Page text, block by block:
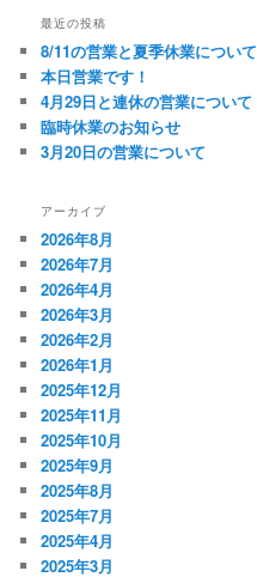
最近の投稿
8/11の営業と夏季休業について
本日営業です！
4月29日と連休の営業について
臨時休業のお知らせ
3月20日の営業について
アーカイブ
2026年8月
2026年7月
2026年4月
2026年3月
2026年2月
2026年1月
2025年12月
2025年11月
2025年10月
2025年9月
2025年8月
2025年7月
2025年4月
2025年3月